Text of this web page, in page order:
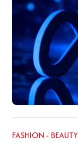
FASHION - BEAUTY